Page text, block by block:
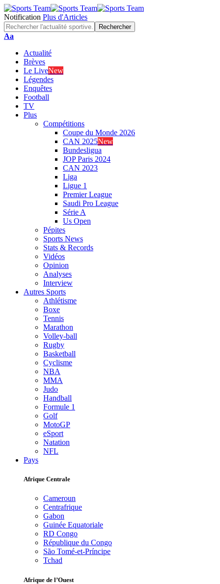
Notification Plus d'Articles
Font
Aa
Actualité
Brèves
Le LiveNew
Légendes
Enquêtes
Football
TV
Plus
Compétitions
Coupe du Monde 2026
CAN 2025New
Bundesligua
JOP Paris 2024
CAN 2023
Liga
Ligue 1
Premier League
Saudi Pro League
Série A
Us Open
Pépites
Sports News
Stats & Records
Vidéos
Opinion
Analyses
Interview
Autres Sports
Athlétisme
Boxe
Tennis
Marathon
Volley-ball
Rugby
Basketball
Cyclisme
NBA
MMA
Judo
Handball
Formule 1
Golf
MotoGP
eSport
Natation
NFL
Pays
Afrique Centrale
Cameroun
Centrafrique
Gabon
Guinée Equatoriale
RD Congo
République du Congo
São Tomé-et-Príncipe
Tchad
Afrique de l’Ouest